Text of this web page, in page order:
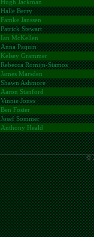
Hugh Jackman
Halle Berry
Famke Janssen
Patrick Stewart
Ian McKellen
Anna Paquin
Kelsey Grammer
Rebecca Romijn-Stamos
James Marsden
Shawn Ashmore
Aaron Stanford
Vinnie Jones
Ben Foster
Josef Sommer
Anthony Heald
©